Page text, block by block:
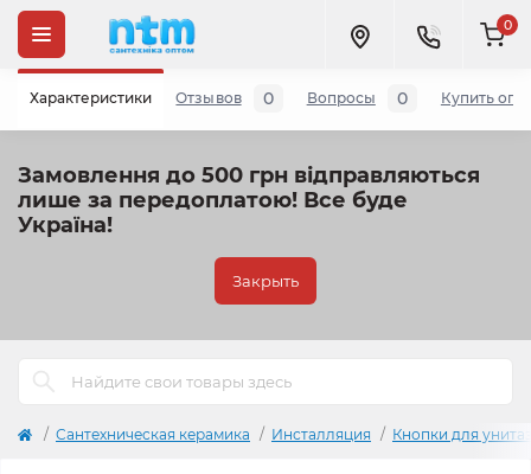
Замовлення до 500 грн відправляються
лише за передоплатою! Все буде
Україна!
Закрыть
0
Сантехническая керамика Инсталляция Кнопки для
Характеристики Отзывов 0 Вопросы 0 Купить